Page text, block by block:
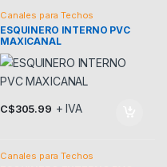
Canales para Techos
ESQUINERO INTERNO PVC
MAXICANAL
C$305.99 + IVA
Canales para Techos